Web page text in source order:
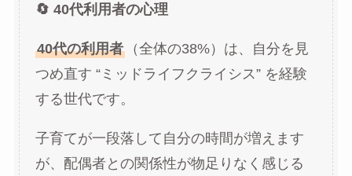
🔄 40代利用者の心理
40代の利用者（全体の38%）は、自分を見
つめ直す “ミッドライフクライシス” を経験
する世代です。
子育てが一段落して自分の時間が増えます
が、配偶者との関係性が物足りなく感じる